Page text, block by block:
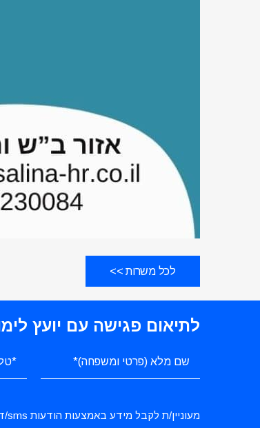
לכל משרות >>
לתיאום פגישה עם יועץ
מעוניין/ת לקבל מידע באמצעות הודעות sms/דוא"ל